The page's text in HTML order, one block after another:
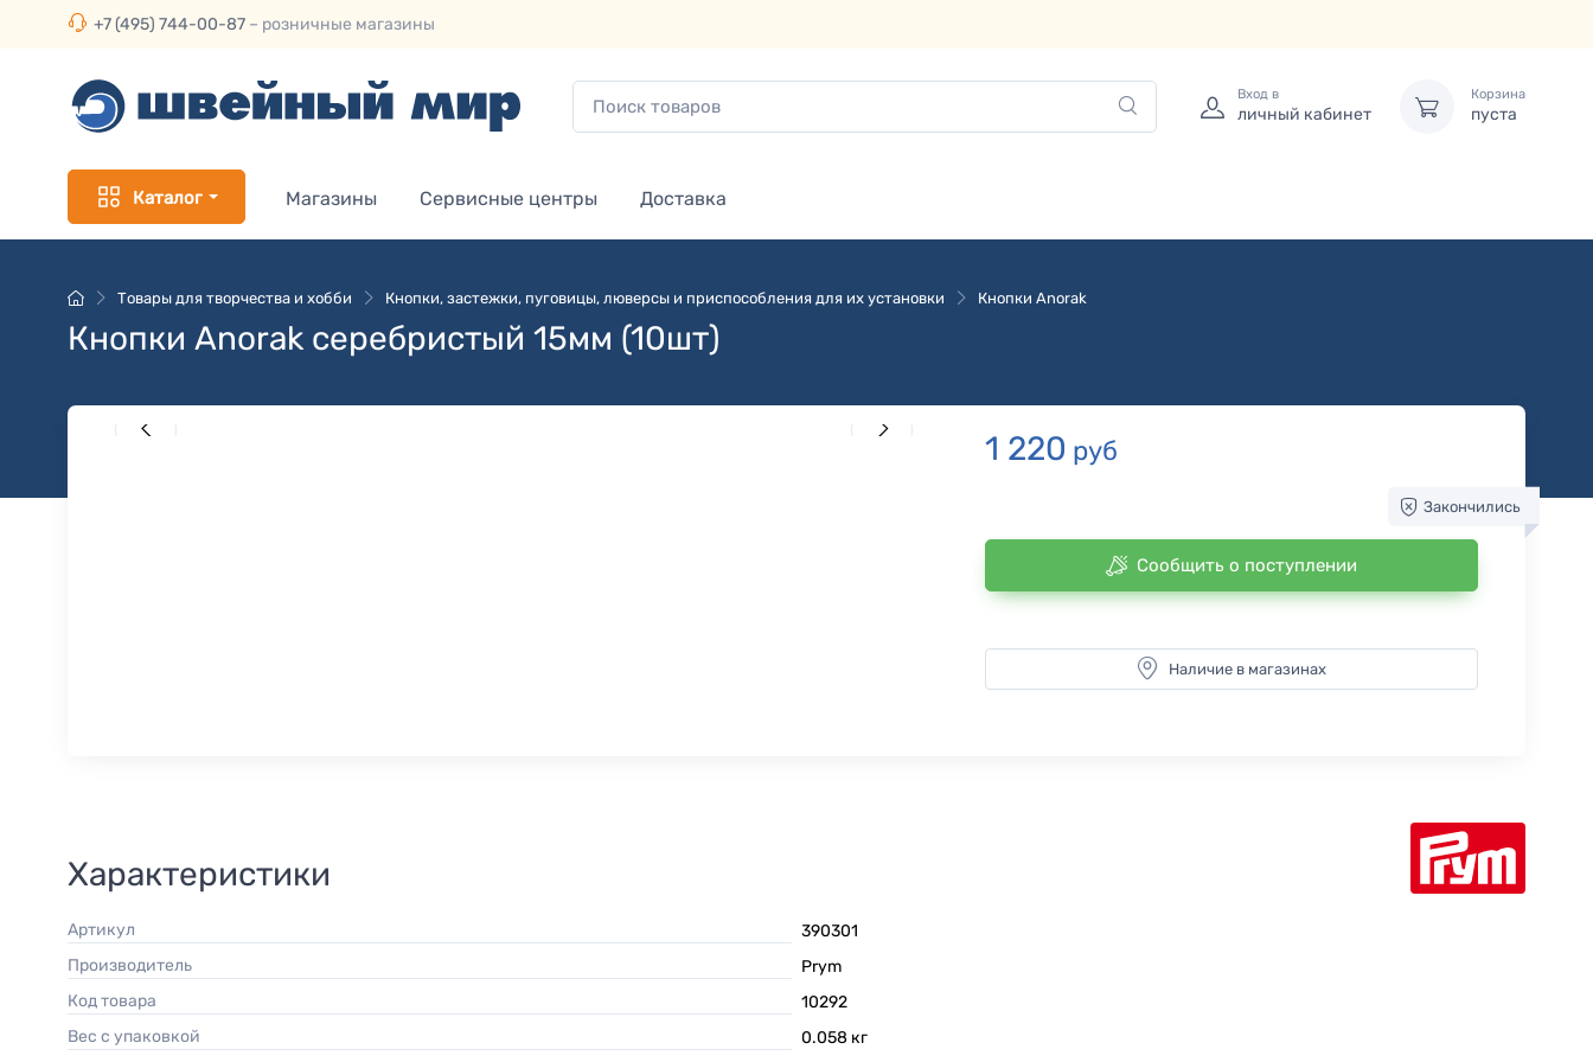
+7 (495) 744-00-87 – розничные магазины
Вход в
личный кабинет
Корзина
пуста
Каталог Магазины Сервисные центры Доставка
Товары для творчества и хобби Кнопки, застежки, пуговицы, люверсы и приспособления для их установки Кнопки Anorak
Кнопки Anorak серебристый 15мм (10шт)
1 220 руб
Закончились
Сообщить о поступлении
Наличие в магазинах
Характеристики
Артикул
390301
Производитель
Prym
Код товара
10292
Вес с упаковкой
0.058 кг